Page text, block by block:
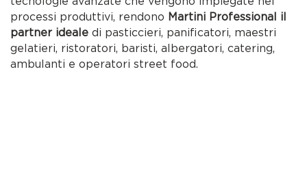
processi produttivi, rendono Martini Professional il
partner ideale di pasticcieri, panificatori, maestri
gelatieri, ristoratori, baristi, albergatori, catering,
ambulanti e operatori street food.